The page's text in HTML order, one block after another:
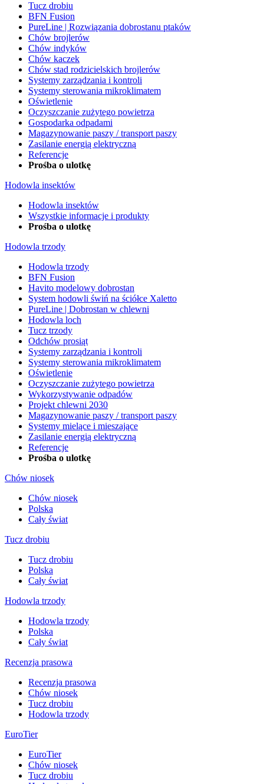
Tucz drobiu
BFN Fusion
PureLine | Rozwiązania dobrostanu ptaków
Chów brojlerów
Chów indyków
Chów kaczek
Chów stad rodzicielskich brojlerów
Systemy zarządzania i kontroli
Systemy sterowania mikroklimatem
Oświetlenie
Oczyszczanie zużytego powietrza
Gospodarka odpadami
Magazynowanie paszy / transport paszy
Zasilanie energią elektryczną
Referencje
Prośba o ulotkę
Hodowla insektów
Hodowla insektów
Wszystkie informacje i produkty
Prośba o ulotkę
Hodowla trzody
Hodowla trzody
BFN Fusion
Havito modelowy dobrostan
System hodowli świń na ściółce Xaletto
PureLine | Dobrostan w chlewni
Hodowla loch
Tucz trzody
Odchów prosiąt
Systemy zarządzania i kontroli
Systemy sterowania mikroklimatem
Oświetlenie
Oczyszczanie zużytego powietrza
Wykorzystywanie odpadów
Projekt chlewni 2030
Magazynowanie paszy / transport paszy
Systemy mielące i mieszające
Zasilanie energią elektryczną
Referencje
Prośba o ulotkę
Chów niosek
Chów niosek
Polska
Cały świat
Tucz drobiu
Tucz drobiu
Polska
Cały świat
Hodowla trzody
Hodowla trzody
Polska
Cały świat
Recenzja prasowa
Recenzja prasowa
Chów niosek
Tucz drobiu
Hodowla trzody
EuroTier
EuroTier
Chów niosek
Tucz drobiu